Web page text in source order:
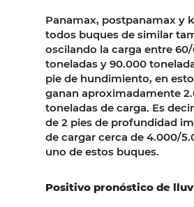
Panamax, postpanamax y
todos buques de similar
oscilando la carga entre
toneladas y 90.000
pie de hundimiento, en
ganan aproximadamente
toneladas de carga. Es
de 2 pies de profundidad
de cargar cerca de 4.000/
uno de estos buques.
Positivo pronóstico de